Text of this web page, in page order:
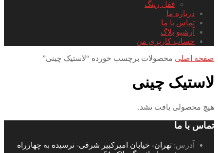
قفل رینگ
درباره ما
تماس با ما
آرشیو بلاگ
حساب کاربری من
صفحه اصلی محصولات برچسب خورده “لاستیک چینی”
لاستیک چینی
هیچ محصولی یافت نشد.
تماس با ما
آدرس: تهران- خیابان امیرکبیر شرقی- نرسیده به چهارراه